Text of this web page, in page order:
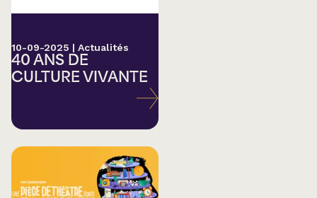
10-09-2025 | Actualités
40 ANS DE
CULTURE VIVANTE